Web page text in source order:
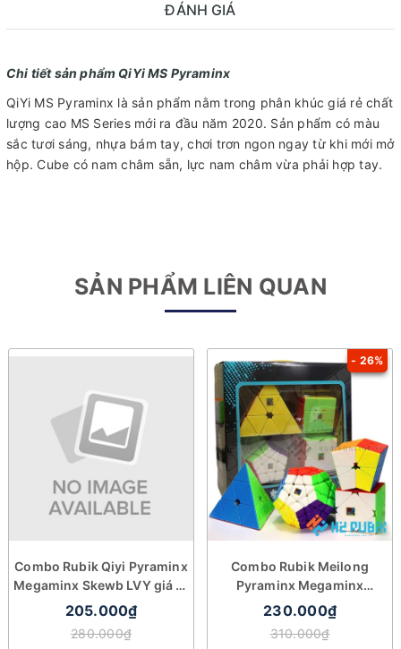
ĐÁNH GIÁ
Chi tiết sản phẩm QiYi MS Pyraminx
QiYi MS Pyraminx là sản phẩm nằm trong phân khúc giá rẻ chất
lượng cao MS Series mới ra đầu năm 2020. Sản phẩm có màu
sắc tươi sáng, nhựa bám tay, chơi trơn ngon ngay từ khi mới mở
hộp. Cube có nam châm sẵn, lực nam châm vừa phải hợp tay.
SẢN PHẨM LIÊN QUAN
Combo Rubik Qiyi Pyraminx
Megaminx Skewb LVY giá rẻ
cao cấp
205.000₫
280.000₫
- 26%
Combo Rubik Meilong
Pyraminx Megaminx
Square-1 Skewb giá rẻ
230.000₫
310.000₫